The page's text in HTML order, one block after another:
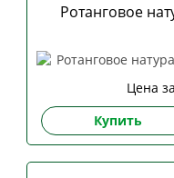
Ротанговое
Цена
Купить